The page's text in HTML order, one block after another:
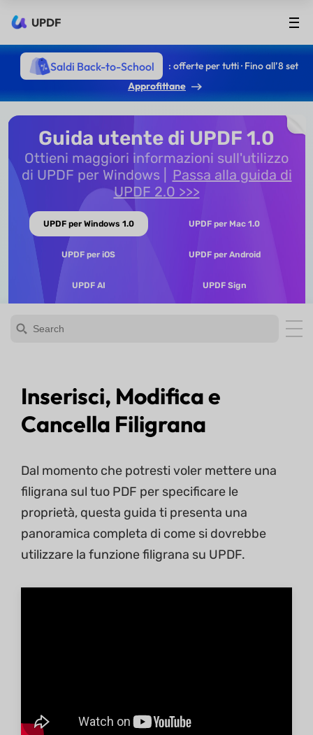
UPDF
Saldi Back-to-School
: offerte per tutti · Fino all’8 set
Approfittane
Guida utente di UPDF 1.0
Ottieni maggiori informazioni sull'utilizzo
di UPDF per Windows
Passa alla guida di
UPDF 2.0 >>>
UPDF per Windows 1.0 UPDF per Mac 1.0
UPDF per iOS UPDF per Android
UPDF AI UPDF Sign
Inserisci, Modifica e
Cancella Filigrana
Dal momento che potresti voler mettere una
filigrana sul tuo PDF per specificare le
proprietà, questa guida ti presenta una
panoramica completa di come si dovrebbe
utilizzare la funzione filigrana su UPDF.